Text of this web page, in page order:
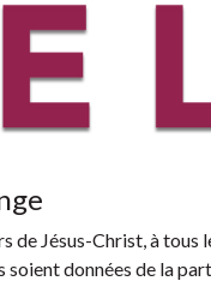
de Jésus-Christ, à tous
soient données de la